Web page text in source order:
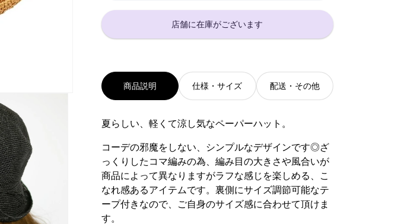
格
店舗に在庫がございます
商品説明 仕様・サイズ 配送・その他
夏らしい、軽くて涼し気なペーパーハット。
コーデの邪魔をしない、シンプルなデザインです◎ざ
っくりしたコマ編みの為、編み目の大きさや風合いが
商品によって異なりますがラフな感じを楽しめる、こ
なれ感あるアイテムです。裏側にサイズ調節可能なテ
ープ付きなので、ご自身のサイズ感に合わせて頂けま
す。